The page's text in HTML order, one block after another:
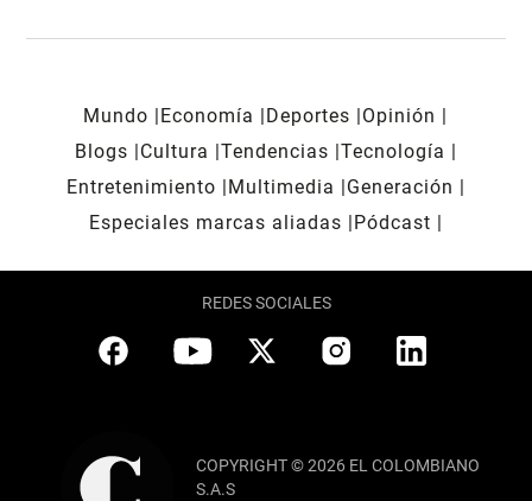
Mundo Economía Deportes
Opinión
Blogs
Cultura Tendencias Tecnología
Entretenimiento
Multimedia
Generación
Especiales marcas aliadas
Pódcast
REDES SOCIALES
COPYRIGHT © 2026 EL COLOMBIANO
S.A.S